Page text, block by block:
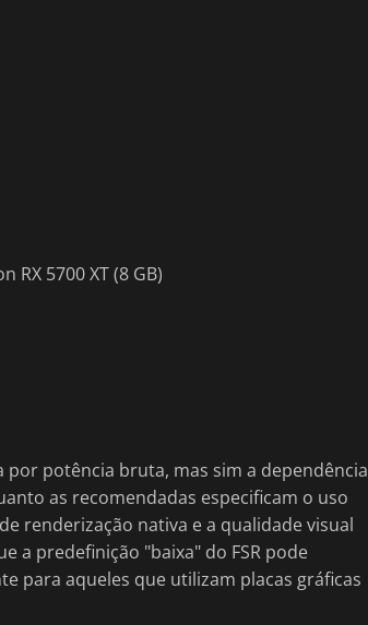
RX 5700 XT (8 GB)
por potência bruta, mas sim a dependência
as recomendadas especificam o uso
renderização nativa e a qualidade visual
a predefinição "baixa" do FSR pode
para aqueles que utilizam placas gráficas